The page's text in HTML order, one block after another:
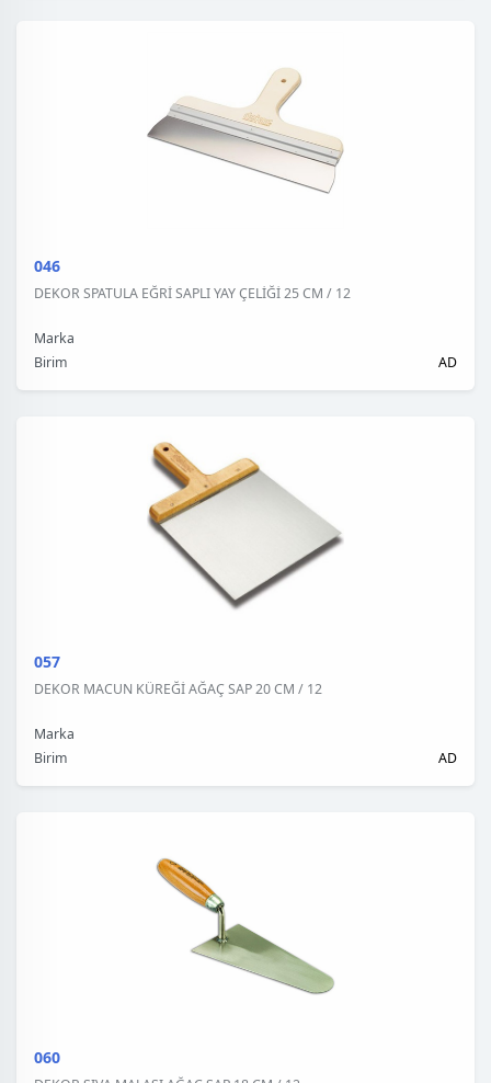
046
DEKOR SPATULA EĞRİ SAPLI YAY ÇELİĞİ 25 CM / 12
Marka
Birim
AD
057
DEKOR MACUN KÜREĞİ AĞAÇ SAP 20 CM / 12
Marka
Birim
AD
060